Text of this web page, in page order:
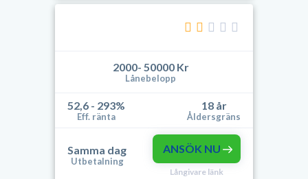
2000- 50000 Kr
Lånebelopp
52,6 - 293%
Eff. ränta
18 år
Åldersgräns
Samma dag
Utbetalning
ANSÖK NU
Långivare länk